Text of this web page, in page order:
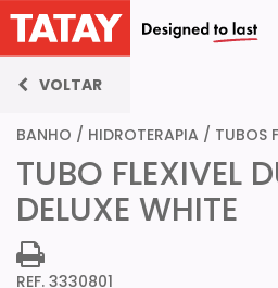
VOLTAR
BANHO / HIDROTERAPIA / TUBOS
TUBO FLEXIVEL
DELUXE WHITE
REF. 3330801